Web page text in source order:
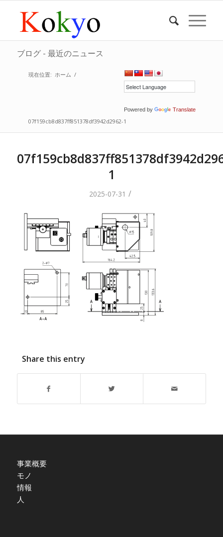
ブログ - 最近のニュース
Powered by Translate
現在位置: ホーム /
07f159cb8d837ff851378df3942d2962-1
1
2025-07-31 /
Share this entry
事業概要
モノ
情報
人